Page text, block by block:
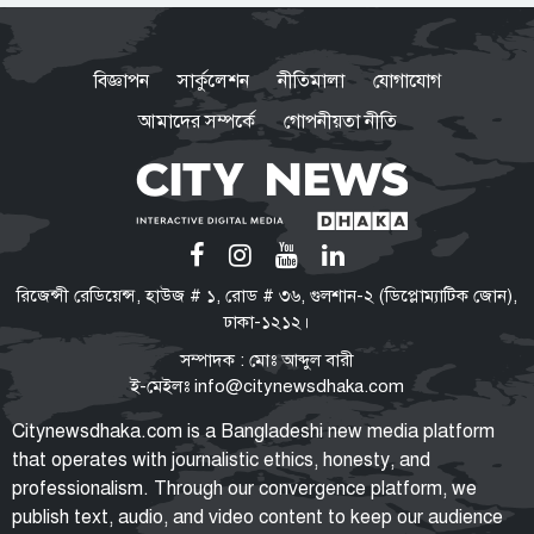
ভিআইপি-সিআইপিও ছাড় পাবেন না:
কেন বিমানবন্দরে সবার তল্লাশি
বাধ্যতামূলক?
ভারত সফরের সিদ্ধান্ত প্রধানমন্ত্রী
নেবেন: পররাষ্ট্র প্রতিমন্ত্রী
রাষ্ট্রপতি নির্বাচনের ভোটার তালিকা
প্রকাশ, ভোট দেবেন ৩৪৯ এমপি
বিজ্ঞাপন সার্কুলেশন নীতিমালা
যোগাযোগ
আমাদের সম্পর্কে
গোপনীয়তা নীতি
রিজেন্সী রেডিয়েন্স, হাউজ # ১, রোড # ৩৬, গুলশান-২ (ডিপ্লোম্যাটিক জোন),
ঢাকা-১২১২।
সম্পাদক : মোঃ আব্দুল বারী
ই-মেইলঃ info@citynewsdhaka.com
Citynewsdhaka.com is a Bangladeshi new media platform
that operates with journalistic ethics, honesty, and
professionalism. Through our convergence platform, we
publish text, audio, and video content to keep our audience